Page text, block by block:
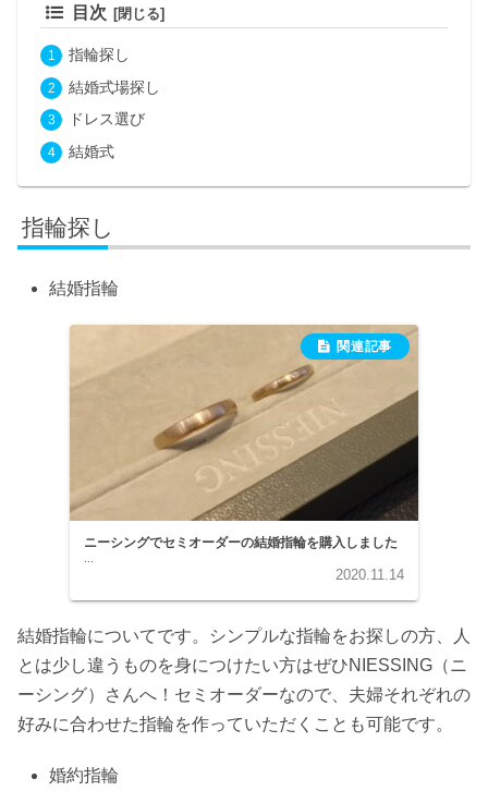
目次
指輪探し
結婚式場探し
ドレス選び
結婚式
指輪探し
結婚指輪
ニーシングでセミオーダーの結婚指輪を購入しました
...
2020.11.14
結婚指輪についてです。シンプルな指輪をお探しの方、人
とは少し違うものを身につけたい方はぜひNIESSING（ニ
ーシング）さんへ！セミオーダーなので、夫婦それぞれの
好みに合わせた指輪を作っていただくことも可能です。
婚約指輪